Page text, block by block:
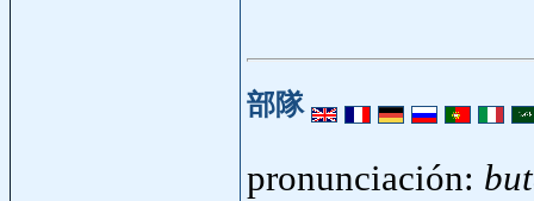
部隊
pronunciación: